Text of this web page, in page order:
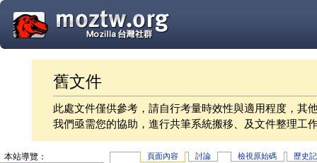
舊文件
此處文件僅供參考，請自行考量時效性與適用程度，其
我們亟需您的協助，進行共筆系統搬移、及文件整理工
頁面內容 討論 檢視原始碼 歷史
本站導覽：